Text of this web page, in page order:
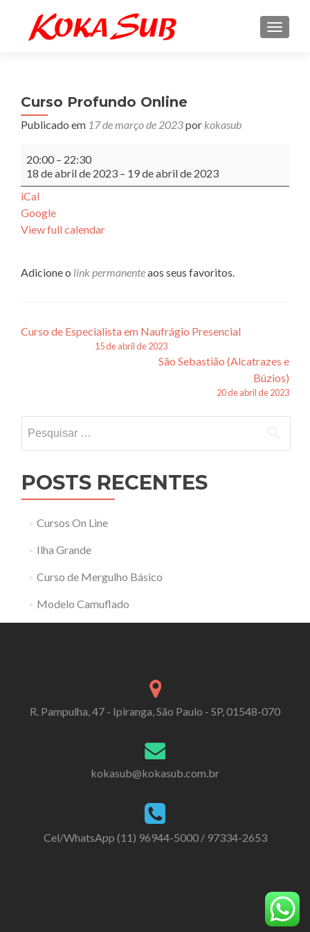
Curso Profundo Online
Publicado em 17 de março de 2023por kokasub
Profundo
Online
20:00 – 22:30
18 de abril de 2023 – 19 de abril de 2023
iCal
Google
View full calendar
Adicione o link permanenteaos seus favoritos.
Navegação
Curso de Especialista em Naufrágio Presencial
15 de abril de 2023
São Sebastião (Alcatrazes e
Búzios)
20 de abril de 2023
por:
POSTS RECENTES
Cursos On Line
Ilha Grande
Curso de Mergulho Básico
Modelo Camuflado
R. Pampulha, 47 - Ipiranga, São Paulo - SP, 01548-070
kokasub@kokasub.com.br
Cel/WhatsApp (11) 96944-5000 / 97334-2653